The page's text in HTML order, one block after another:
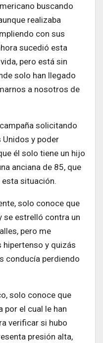
buscando
realizaba
con sus
sucedió esta
pero está sin
solo han llegado
a nosotros de
solicitando
Unidos y poder
él solo tiene un hijo
anciana de 85, que
situación.
solo conoce que
se estrelló contra un
pero me
hipertenso y quizás
conducía perdiendo
solo conoce que
por el cual le han
verificar si hubo
presión alta,